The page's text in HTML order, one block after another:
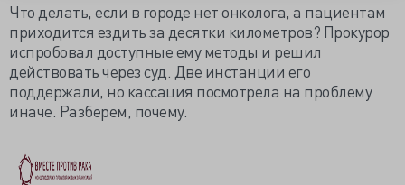
Что делать, если в городе нет онколога, а пациентам
приходится ездить за десятки километров? Прокурор
испробовал доступные ему методы и решил
действовать через суд. Две инстанции его
поддержали, но кассация посмотрела на проблему
иначе. Разберем, почему.